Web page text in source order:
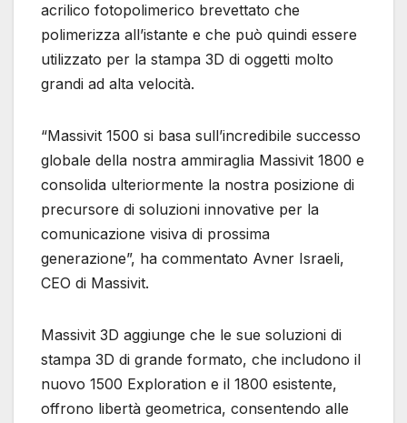
acrilico fotopolimerico brevettato che
polimerizza all’istante e che può quindi essere
utilizzato per la stampa 3D di oggetti molto
grandi ad alta velocità.
“Massivit 1500 si basa sull’incredibile successo
globale della nostra ammiraglia Massivit 1800 e
consolida ulteriormente la nostra posizione di
precursore di soluzioni innovative per la
comunicazione visiva di prossima
generazione”, ha commentato Avner Israeli,
CEO di Massivit.
Massivit 3D aggiunge che le sue soluzioni di
stampa 3D di grande formato, che includono il
nuovo 1500 Exploration e il 1800 esistente,
offrono libertà geometrica, consentendo alle